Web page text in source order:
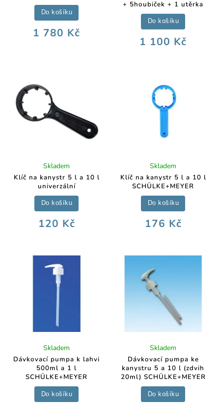
1 780 Kč
Do košíku
+ 5houbiček + 1 utěrka
1 100 Kč
Do košíku
Klíč na kanystr 5 l a 10 l
univerzální
Skladem
120 Kč
Do košíku
Klíč na kanystr 5 l a 10 l
SCHÜLKE+MEYER
Skladem
176 Kč
Do košíku
Dávkovací pumpa k lahvi
500ml a 1 l
SCHÜLKE+MEYER
Skladem
Do košíku
Dávkovací pumpa ke
kanystru 5 a 10 l (zdvih
20ml) SCHÜLKE+MEYER
Skladem
Do košíku